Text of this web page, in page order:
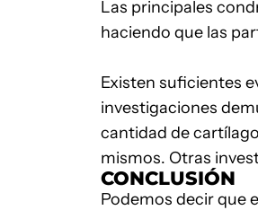
Las principales
haciendo que las
Existen suficientes
investigaciones
cantidad de
mismos. Otras
CONCLUSIÓN
Podemos decir que